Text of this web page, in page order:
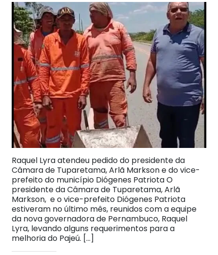
Raquel Lyra atendeu pedido do presidente da
Câmara de Tuparetama, Arlã Markson e do vice-
prefeito do município Diógenes Patriota O
presidente da Câmara de Tuparetama, Arlã
Markson, e o vice-prefeito Diógenes Patriota
estiveram no último mês, reunidos com a equipe
da nova governadora de Pernambuco, Raquel
Lyra, levando alguns requerimentos para a
melhoria do Pajeú. […]